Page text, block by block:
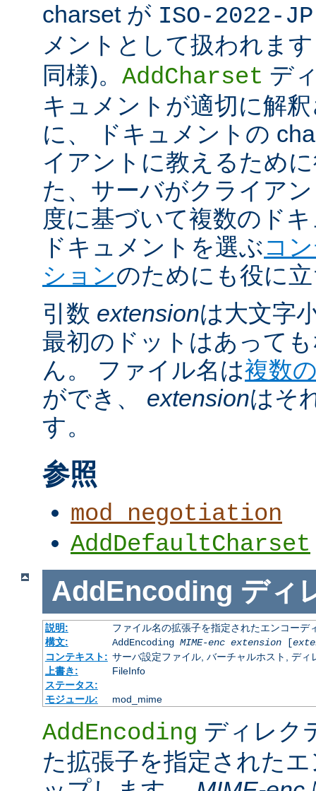
charset が ISO-2022-JP
メントとして扱われま
同様)。 AddCharset デ
キュメントが適切に解
に、 ドキュメントの
イアントに教えるため
た、サーバがクライア
度に基づいて複数のド
ドキュメントを選ぶコ
ションのためにも役に
引数 extensionは大文字
最初のドットはあって
ん。 ファイル名は複数
ができ、 extensionはそ
す。
参照
mod_negotiation
AddDefaultCharset
AddEncoding ディ
説明:
ファイル名の拡張子を指定されたエンコーデ
構文:
AddEncoding MIME-enc extension[
コンテキスト: サーバ設定ファイル, バーチャルホスト, ディ
上書き:
FileInfo
ステータス:
モジュール:
mod_mime
AddEncoding ディレク
た拡張子を指定された